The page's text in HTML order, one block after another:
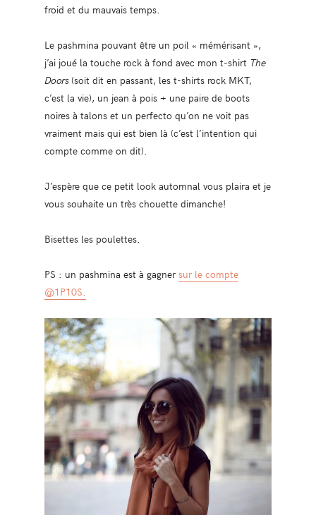
froid et du mauvais temps.
Le pashmina pouvant être un poil « mémérisant »,
j’ai joué la touche rock à fond avec mon t-shirt The
Doors(soit dit en passant, les t-shirts rock MKT,
c’est la vie), un jean à pois + une paire de boots
noires à talons et un perfecto qu’on ne voit pas
vraiment mais qui est bien là (c’est l’intention qui
compte comme on dit).
J’espère que ce petit look automnal vous plaira et je
vous souhaite un très chouette dimanche!
Bisettes les poulettes.
PS : un pashmina est à gagner sur le compte
@1P10S.